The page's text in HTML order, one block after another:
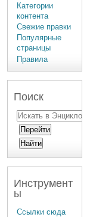
Категории
контента
Свежие правки
Популярные
страницы
Правила
Поиск
Инструмент
ы
Ссылки сюда